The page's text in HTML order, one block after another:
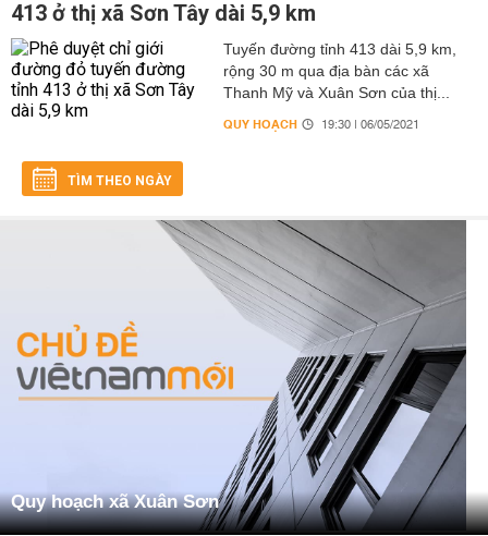
413 ở thị xã Sơn Tây dài 5,9 km
Tuyến đường tỉnh 413 dài 5,9 km,
rộng 30 m qua địa bàn các xã
Thanh Mỹ và Xuân Sơn của thị...
QUY HOẠCH 19:30 | 06/05/2021
TÌM THEO NGÀY
Quy hoạch xã Xuân Sơn